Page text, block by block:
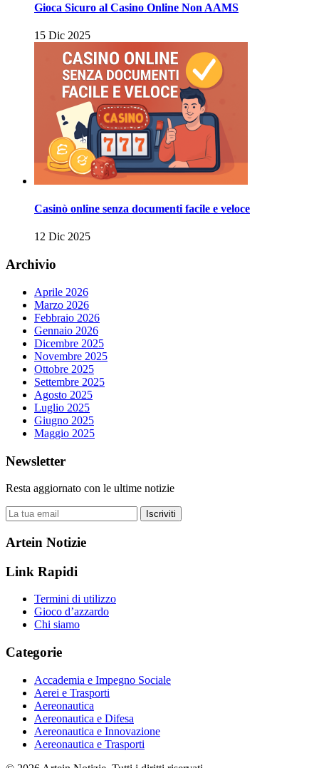
Gioca Sicuro al Casino Online Non AAMS
15 Dic 2025
Casinò online senza documenti facile e veloce
12 Dic 2025
Archivio
Aprile 2026
Marzo 2026
Febbraio 2026
Gennaio 2026
Dicembre 2025
Novembre 2025
Ottobre 2025
Settembre 2025
Agosto 2025
Luglio 2025
Giugno 2025
Maggio 2025
Newsletter
Resta aggiornato con le ultime notizie
Iscriviti
Artein Notizie
Link Rapidi
Termini di utilizzo
Gioco d’azzardo
Chi siamo
Categorie
Accademia e Impegno Sociale
Aerei e Trasporti
Aereonautica
Aereonautica e Difesa
Aereonautica e Innovazione
Aereonautica e Trasporti